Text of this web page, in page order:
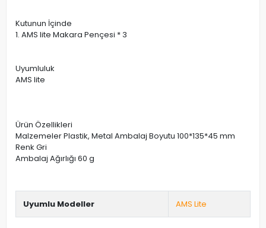
Kutunun İçinde
1. AMS lite Makara Pençesi * 3
Uyumluluk
AMS lite
Ürün Özellikleri
Malzemeler Plastik, Metal Ambalaj Boyutu 100*135*45 mm
Renk Gri
Ambalaj Ağırlığı 60 g
Uyumlu Modeller AMS Lite